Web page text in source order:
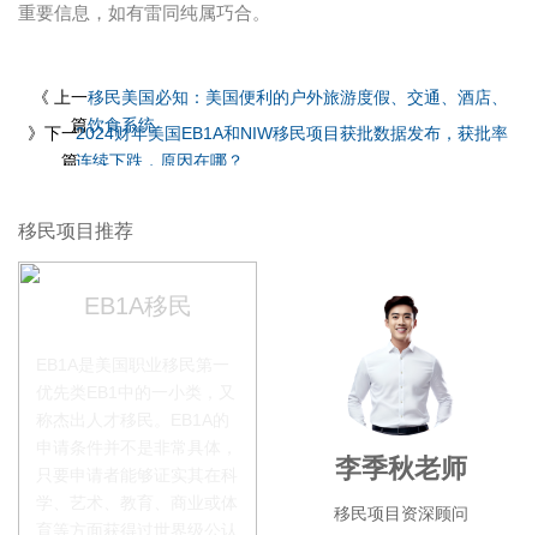
重要信息，如有雷同纯属巧合。
《 上一
篇
移民美国必知：美国便利的户外旅游度假、交通、酒店、
饮食系统
》下一
篇
2024财年美国EB1A和NIW移民项目获批数据发布，获批率
连续下跌，原因在哪？
移民项目推荐
EB1A移民
李季秋老师
移民项目资深顾问